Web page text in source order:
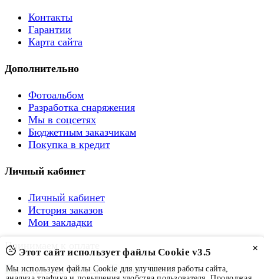
Контакты
Гарантии
Карта сайта
Дополнительно
Фотоальбом
Разработка снаряжения
Мы в соцсетях
Бюджетным заказчикам
Покупка в кредит
Личный кабинет
Личный кабинет
История заказов
Мои закладки
Принимаем к оплате
×
Этот сайт использует файлы Cookie v3.5
Мы используем файлы Cookie для улучшения работы сайта,